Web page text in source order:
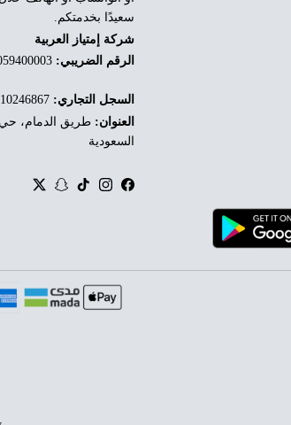
سعيدًا بخدمتكم.
شركة إمتياز العربية
الرقم الضريبي: 300241059400003
السجل التجاري: 1010246867
العنوان:
السعودية
Facebook
Instagram
TikTok
Snapchat
Twitter